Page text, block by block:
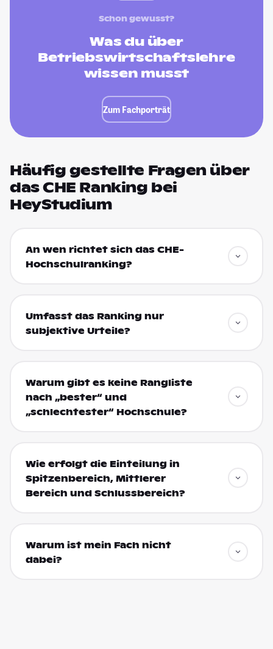
Schon gewusst?
Was du über
Betriebswirtschaftslehre
wissen musst
Zum Fachporträt
Häufig gestellte Fragen über
das CHE Ranking bei
HeyStudium
An wen richtet sich das CHE-
Hochschulranking?
Umfasst das Ranking nur
subjektive Urteile?
Warum gibt es keine Rangliste
nach „bester“ und
„schlechtester“ Hochschule?
Wie erfolgt die Einteilung in
Spitzenbereich, Mittlerer
Bereich und Schlussbereich?
Warum ist mein Fach nicht
dabei?